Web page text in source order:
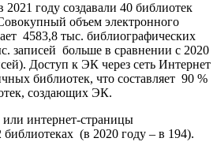
году создавали 40 библиотек
объем электронного
4583,8 тыс. библиографических
записей больше в сравнении с 2020
Доступ к ЭК через сеть Интернет
библиотек, что составляет 90 %
создающих ЭК.
интернет-страницы
(в 2020 году – в 194).